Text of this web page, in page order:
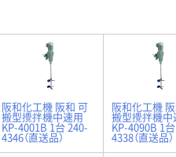
阪和化工機 阪和 可
搬型攪拌機中速用
KP-4001B 1台 240-
4346（直送品）
阪和化工機
搬型攪拌機中
KP-4090B 1
4338（直送品）